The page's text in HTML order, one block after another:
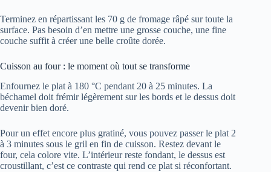
Terminez en répartissant les 70 g de fromage râpé sur toute la
surface. Pas besoin d’en mettre une grosse couche, une fine
couche suffit à créer une belle croûte dorée.
Cuisson au four : le moment où tout se transforme
Enfournez le plat à 180 °C pendant 20 à 25 minutes. La
béchamel doit frémir légèrement sur les bords et le dessus doit
devenir bien doré.
Pour un effet encore plus gratiné, vous pouvez passer le plat 2
à 3 minutes sous le gril en fin de cuisson. Restez devant le
four, cela colore vite. L’intérieur reste fondant, le dessus est
croustillant, c’est ce contraste qui rend ce plat si réconfortant.